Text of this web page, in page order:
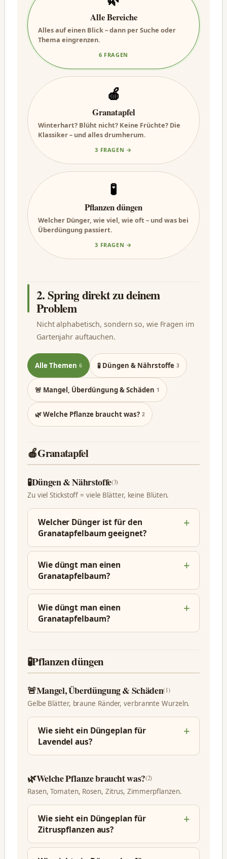
Alle Bereiche
Alles auf einen Blick – dann per Suche oder
Thema eingrenzen.
6 FRAGEN
🍎
Granatapfel
Winterhart? Blüht nicht? Keine Früchte? Die
Klassiker – und alles drumherum.
3 FRAGEN →
🧪
Pflanzen düngen
Welcher Dünger, wie viel, wie oft – und was bei
Überdüngung passiert.
3 FRAGEN →
2. Spring direkt zu deinem
Problem
Nicht alphabetisch, sondern so, wie Fragen im
Gartenjahr auftauchen.
Alle Themen 6 🧪 Düngen & Nährstoffe 3
🚨 Mangel, Überdüngung & Schäden 1
🌿 Welche Pflanze braucht was? 2
🍎Granatapfel
🧪Düngen & Nährstoffe(3)
Zu viel Stickstoff = viele Blätter, keine Blüten.
Welcher Dünger ist für den
Granatapfelbaum geeignet?
Wie düngt man einen
Granatapfelbaum?
Wie düngt man einen
Granatapfelbaum?
🧪Pflanzen düngen
🚨Mangel, Überdüngung & Schäden(1)
Gelbe Blätter, braune Ränder, verbrannte Wurzeln.
Wie sieht ein Düngeplan für
Lavendel aus?
🌿Welche Pflanze braucht was?(2)
Rasen, Tomaten, Rosen, Zitrus, Zimmerpflanzen.
Wie sieht ein Düngeplan für
Zitruspflanzen aus?